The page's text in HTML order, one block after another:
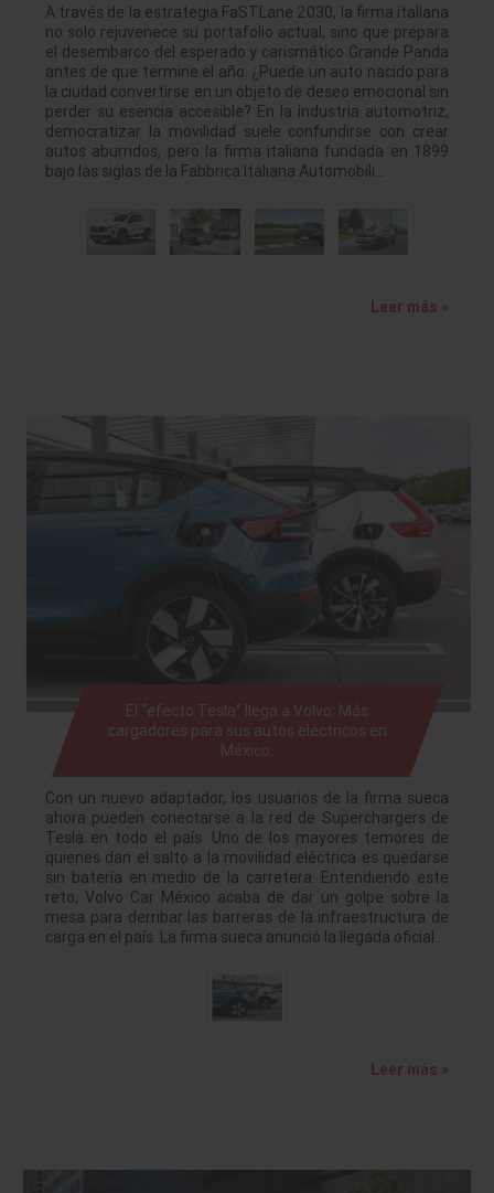
A través de la estrategia FaSTLane 2030, la firma italiana
no solo rejuvenece su portafolio actual, sino que prepara
el desembarco del esperado y carismático Grande Panda
antes de que termine el año. ¿Puede un auto nacido para
la ciudad convertirse en un objeto de deseo emocional sin
perder su esencia accesible? En la industria automotriz,
democratizar la movilidad suele confundirse con crear
autos aburridos, pero la firma italiana fundada en 1899
bajo las siglas de la Fabbrica Italiana Automobili…
Leer más »
El “efecto Tesla” llega a Volvo: Más
cargadores para sus autos eléctricos en
México.
Con un nuevo adaptador, los usuarios de la firma sueca
ahora pueden conectarse a la red de Superchargers de
Tesla en todo el país. Uno de los mayores temores de
quienes dan el salto a la movilidad eléctrica es quedarse
sin batería en medio de la carretera. Entendiendo este
reto, Volvo Car México acaba de dar un golpe sobre la
mesa para derribar las barreras de la infraestructura de
carga en el país. La firma sueca anunció la llegada oficial…
Leer más »